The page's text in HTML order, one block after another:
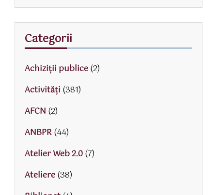
Categorii
Achiziții publice(2)
Activităţi (381)
AFCN (2)
ANBPR(44)
Atelier Web 2.0(7)
Ateliere(38)